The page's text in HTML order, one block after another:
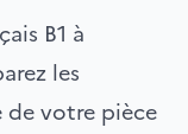
B1 à
les
de votre pièce